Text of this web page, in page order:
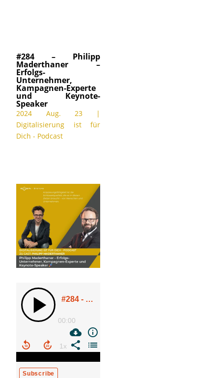
#284 – Philipp
Maderthaner –
Erfolgs-
Unternehmer,
Kampagnen-Experte
und Keynote-
Speaker
2024 Aug. 23|
Digitalisierung ist für
Dich - Podcast